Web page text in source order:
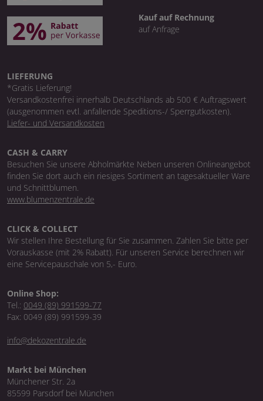
Kauf auf Rechnung
auf Anfrage
LIEFERUNG
*Gratis Lieferung!
Versandkostenfrei innerhalb Deutschlands ab 500 € Auftragswert
(ausgenommen evtl. anfallende Speditions-/ Sperrgutkosten).
Liefer- und Versandkosten
CASH & CARRY
Besuchen Sie unsere Abholmärkte Neben unseren Onlineangebot
finden Sie dort auch ein riesiges Sortiment an tagesaktueller Ware
und Schnittblumen.
www.blumenzentrale.de
CLICK & COLLECT
Wir stellen Ihre Bestellung für Sie zusammen. Zahlen Sie bitte per
Vorauskasse (mit 2% Rabatt). Für unseren Service berechnen wir
eine Servicepauschale von 5,- Euro.
Online Shop:
Tel.: 0049 (89) 991599-77
Fax: 0049 (89) 991599-39
info@dekozentrale.de
Markt bei München
Münchener Str. 2a
85599 Parsdorf bei München